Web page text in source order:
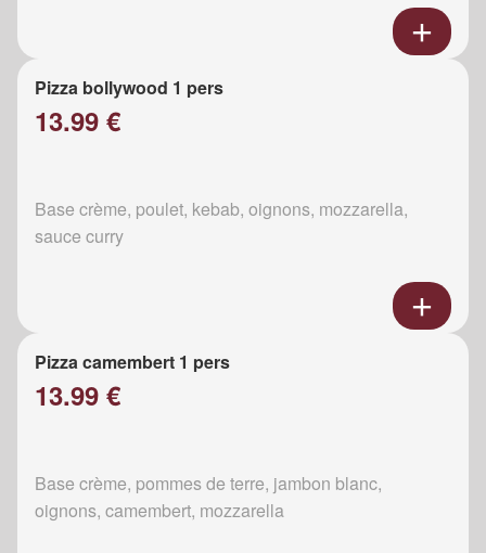
Pizza bollywood 1 pers
13.99 €
Base crème, poulet, kebab, oignons, mozzarella,
sauce curry
Pizza camembert 1 pers
13.99 €
Base crème, pommes de terre, jambon blanc,
oignons, camembert, mozzarella